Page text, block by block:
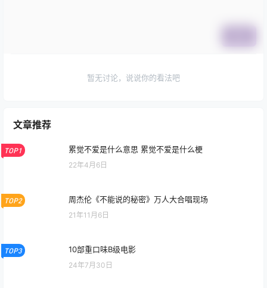
暂无讨论，说说你的看法吧
文章推荐
TOP1 累觉不爱是什么意思 累觉不爱是什么梗
22年4月6日
TOP2 周杰伦《不能说的秘密》万人大合唱现场
21年11月6日
TOP3 10部重口味B级电影
24年7月30日